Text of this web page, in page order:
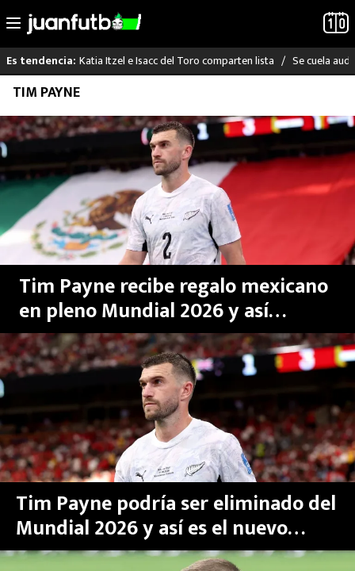
Saltar
contenido
Es tendencia: Katia Itzel e Isacc del Toro comparten lista Se cuela
LO ÚLTIMO
LIGA MX
RAYADOS
PUMAS
ATLANTE
SELECCIÓN MEXICANA
FUTBOL INTERNACIONAL
MEXICANOS EN EL EXTRANJERO
FUTBOL ESTUFA
FÓRMULA 1
BOXEO
LIGA MX
TIM PAYNE
Tim Payne recibe regalo mexicano
en pleno Mundial 2026 y así
reaccionó el jugador de Nueva
Zelanda
Tim Payne podría ser eliminado del
Mundial 2026 y así es el nuevo
equipo en el que estará